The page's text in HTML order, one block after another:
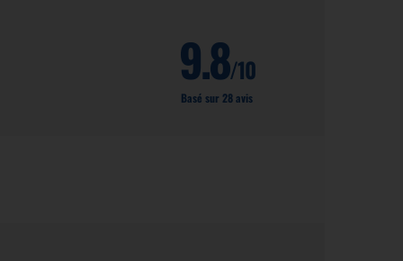
9.8/10
Basé sur 28 avis